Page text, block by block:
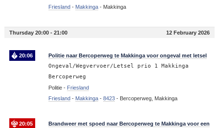
Friesland - Makkinga- Makkinga
Thursday 20:00 - 21:00 12 February 2026
20:06 Politie naar Bercoperweg te Makkinga voor ongeval met letsel
Ongeval/Wegvervoer/Letsel prio 1 Makkinga
Bercoperweg
Politie - Friesland
Friesland - Makkinga- 8423- Bercoperweg, Makkinga
20:05
Brandweer met spoed naar Bercoperweg te Makkinga voor een